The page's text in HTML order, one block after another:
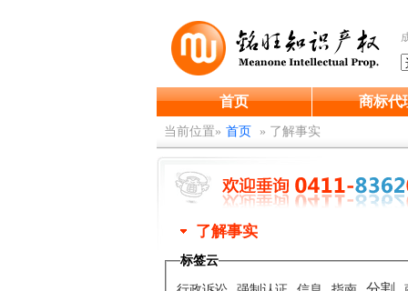
首页 商标代
当前位置» 首页 » 了解事实
了解事实
标签云